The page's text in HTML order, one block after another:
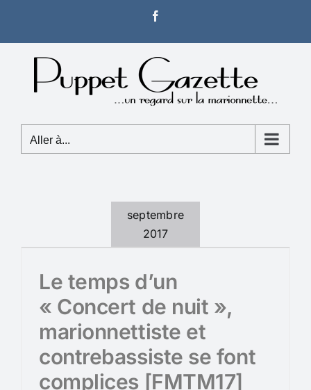
contenu
Aller à...
septembre
2017
Le temps d’un
« Concert de nuit »,
marionnettiste et
contrebassiste se font
complices [FMTM17]